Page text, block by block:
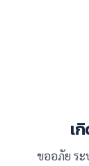
เ
ขออภัย ร